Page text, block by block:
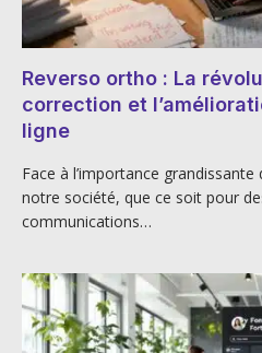
Reverso ortho : La
correction et
ligne
Face à l’importance grandissante
notre société, que ce soit pour
communications…